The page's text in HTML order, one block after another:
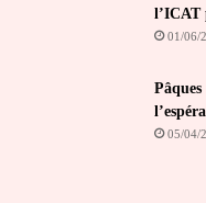
l’ICAT
01/06/
05/04/